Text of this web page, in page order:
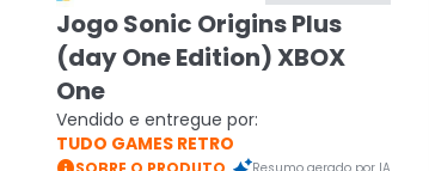
Jogo Sonic Origins Plus
(day One Edition) XBOX
One
Vendido e entregue por:
TUDO GAMES RETRO
Resumo gerado por IA